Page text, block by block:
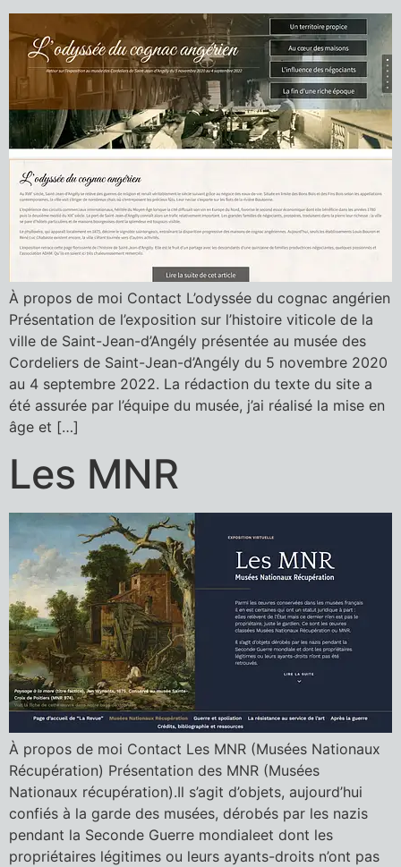
À propos de moi Contact L’odyssée du cognac angérien
Présentation de l’exposition sur l’histoire viticole de la
ville de Saint-Jean-d’Angély présentée au musée des
Cordeliers de Saint-Jean-d’Angély du 5 novembre 2020
au 4 septembre 2022. La rédaction du texte du site a
été assurée par l’équipe du musée, j’ai réalisé la mise en
âge et […]
Les MNR
À propos de moi Contact Les MNR (Musées Nationaux
Récupération) Présentation des MNR (Musées
Nationaux récupération).Il s’agit d’objets, aujourd’hui
confiés à la garde des musées, dérobés par les nazis
pendant la Seconde Guerre mondialeet dont les
propriétaires légitimes ou leurs ayants-droits n’ont pas